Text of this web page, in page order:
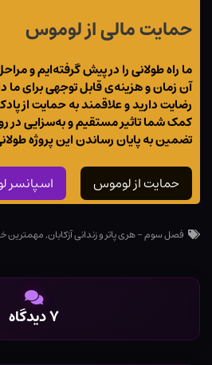
حمایت مالی از لوموس
ما راه طولانی را در پیش گرفته‌ایم و
آن زمان و هزینه‌ی قابل توجهی برای ما
رضایت دارید و علاقمند به حمایت از
کمک شما تاثیر مستقیم و به‌سزایی در
تضمین به پایان رساندن این پروژه
حمایت از لوموس اسپانسر
فصل سوم - هری پاتر و زندانی آزکابان,مهمترین
۷ دیدگاه